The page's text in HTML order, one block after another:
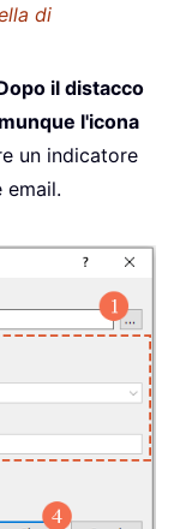
di
il distacco
l'icona
un indicatore